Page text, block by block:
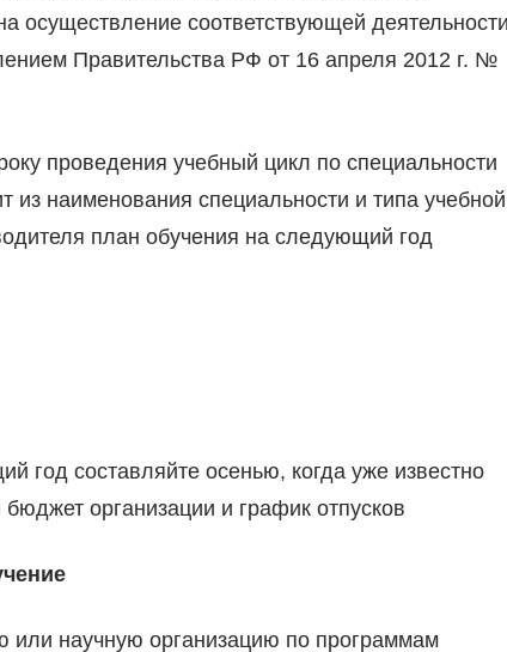
осуществление соответствующей
Правительства РФ от 16 апреля 2012 г. №
проведения учебный цикл по специальности
из наименования специальности и типа учебной
план обучения на следующий год
год составляйте осенью, когда уже известно
организации и график отпусков
или научную организацию по программам